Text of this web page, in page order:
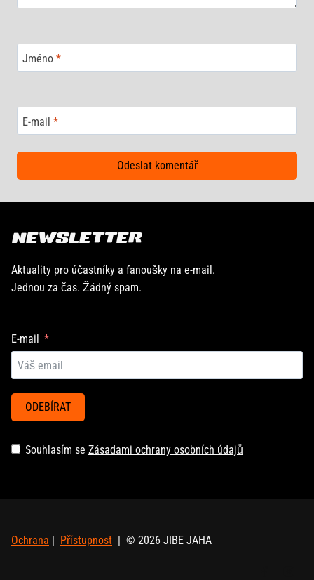
Jméno *
E-mail *
NEWSLETTER
Aktuality pro účastníky a fanoušky na e-mail.
Jednou za čas. Žádný spam.
E-mail
ODEBÍRAT
Souhlasím se Zásadami ochrany osobních údajů
Ochrana Přístupnost | © 2026 JIBE JAHA